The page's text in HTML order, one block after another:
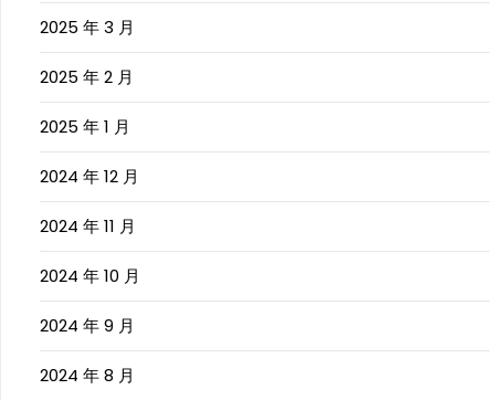
2025 年 3 月
2025 年 2 月
2025 年 1 月
2024 年 12 月
2024 年 11 月
2024 年 10 月
2024 年 9 月
2024 年 8 月